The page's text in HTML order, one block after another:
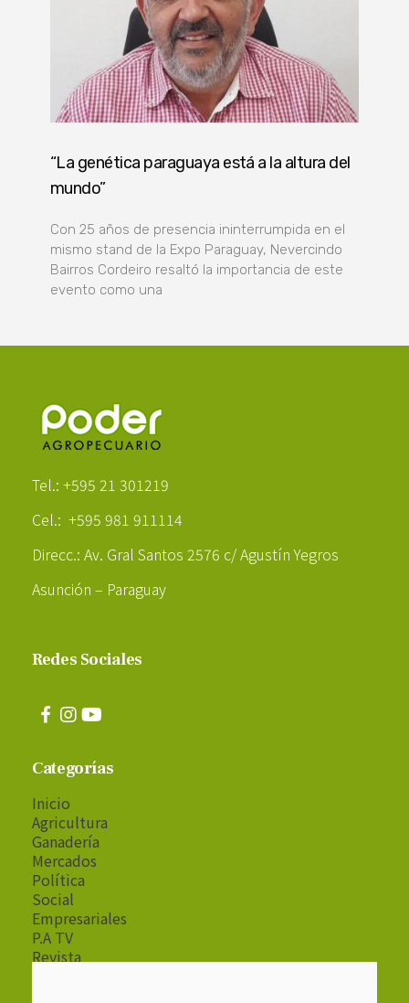
“La genética paraguaya está a la altura del
mundo”
Con 25 años de presencia ininterrumpida en el
mismo stand de la Expo Paraguay, Nevercindo
Bairros Cordeiro resaltó la importancia de este
evento como una
Tel.: +595 21 301219
Cel.: +595 981 911114
Direcc.: Av. Gral Santos 2576 c/ Agustín Yegros
Asunción – Paraguay
Redes Sociales
Categorías
Inicio
Agricultura
Ganadería
Mercados
Política
Social
Empresariales
P.A TV
Revista